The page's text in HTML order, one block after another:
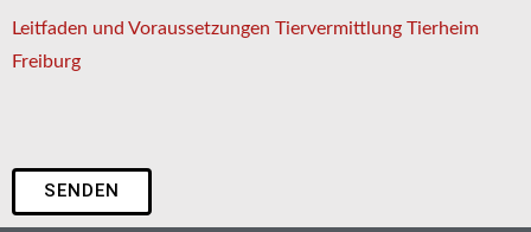
Leitfaden und Voraussetzungen Tiervermittlung Tierheim
Freiburg
SENDEN